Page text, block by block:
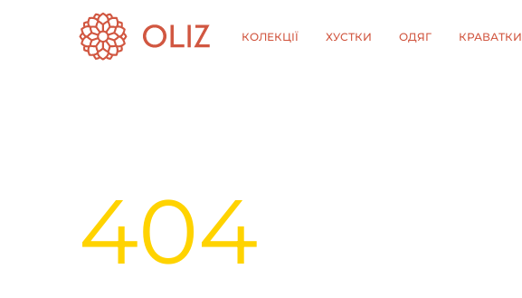
КОЛЕКЦІЇ ХУСТКИ ОДЯГ КРАВАТКИ
404